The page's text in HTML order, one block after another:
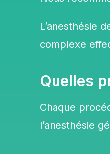
L’anesthésie
complexe
Quelles
Chaque
l’anesthésie